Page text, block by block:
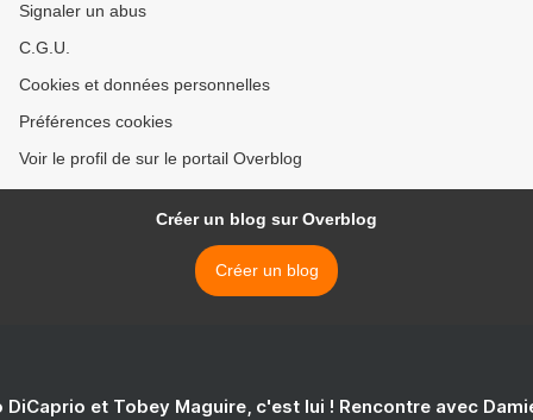
Signaler un abus
C.G.U.
Cookies et données personnelles
Préférences cookies
Voir le profil de sur le portail Overblog
Créer un blog sur Overblog
Créer un blog
DiCaprio et Tobey Maguire, c'est lui ! Rencontre avec